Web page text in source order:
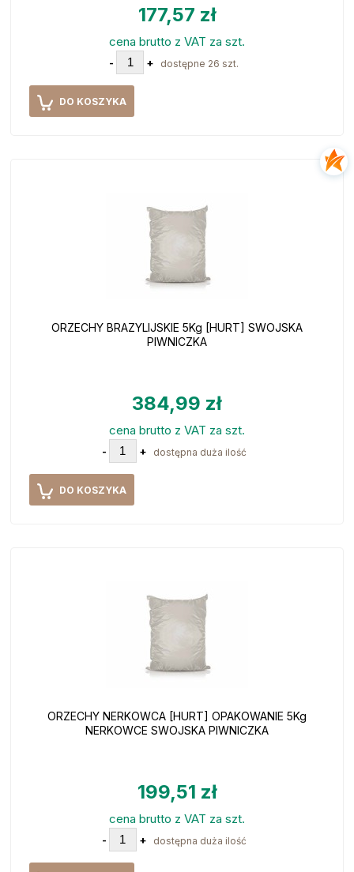
177,57 zł
cena brutto z VAT za szt.
- + dostępne 26 szt.
DO KOSZYKA
ORZECHY BRAZYLIJSKIE 5Kg [HURT] SWOJSKA
PIWNICZKA
384,99 zł
cena brutto z VAT za szt.
- + dostępna duża ilość
DO KOSZYKA
ORZECHY NERKOWCA [HURT] OPAKOWANIE 5Kg
NERKOWCE SWOJSKA PIWNICZKA
199,51 zł
cena brutto z VAT za szt.
- + dostępna duża ilość